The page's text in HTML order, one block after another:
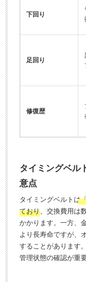
下回り
足回り
修復歴
タイミングベル
意点
タイミングベルトは
ており 、交換費用は
かかります。一方、
より長寿命ですが、
することがあります
管理状態の確認が重